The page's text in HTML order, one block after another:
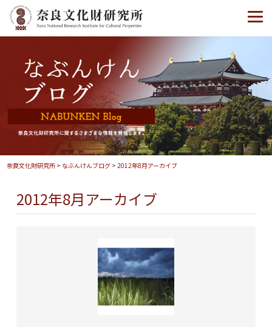
奈良文化財研究所 > なぶんけんブログ >2012年8月アーカイブ
2012年8月アーカイブ